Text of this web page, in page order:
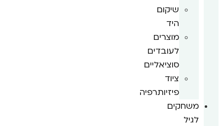
שיקום
היד
מוצרים
לעובדים
סוציאליים
ציוד
פיזיותרפיה
משחקים
לגיל